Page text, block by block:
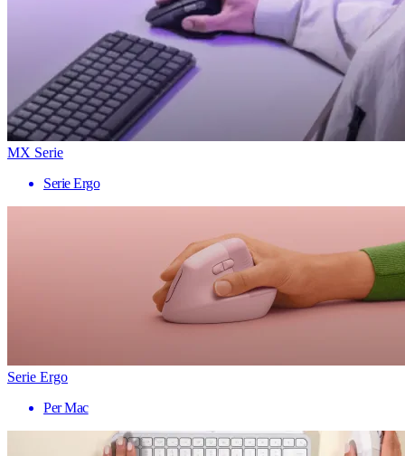
MX Serie
Serie Ergo
Serie Ergo
Per Mac